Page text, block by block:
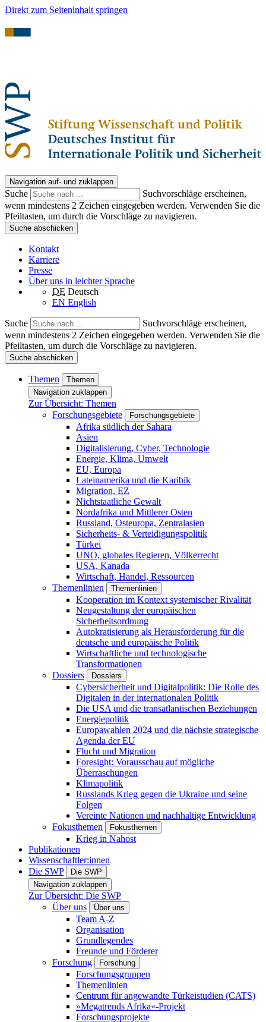
Direkt zum Seiteninhalt springen
Navigation auf- und zuklappen
Suche
Suchvorschläge erscheinen,
wenn mindestens 2 Zeichen eingegeben werden. Verwenden Sie die
Pfeiltasten, um durch die Vorschläge zu navigieren.
Suche abschicken
Kontakt
Karriere
Presse
Über uns in leichter Sprache
DE Deutsch
EN English
Suche
Suchvorschläge erscheinen,
wenn mindestens 2 Zeichen eingegeben werden. Verwenden Sie die
Pfeiltasten, um durch die Vorschläge zu navigieren.
Suche abschicken
Themen
Themen
Navigation zuklappen
Zur Übersicht: Themen
Forschungsgebiete
Forschungsgebiete
Afrika südlich der Sahara
Asien
Digitalisierung, Cyber, Technologie
Energie, Klima, Umwelt
EU, Europa
Lateinamerika und die Karibik
Migration, EZ
Nichtstaatliche Gewalt
Nordafrika und Mittlerer Osten
Russland, Osteuropa, Zentralasien
Sicherheits- & Verteidigungspolitik
Türkei
UNO, globales Regieren, Völkerrecht
USA, Kanada
Wirtschaft, Handel, Ressourcen
Themenlinien
Themenlinien
Kooperation im Kontext systemischer Rivalität
Neugestaltung der europäischen
Sicherheitsordnung
Autokratisierung als Herausforderung für die
deutsche und europäische Politik
Wirtschaftliche und technologische
Transformationen
Dossiers
Dossiers
Cybersicherheit und Digitalpolitik: Die Rolle des
Digitalen in der internationalen Politik
Die USA und die transatlantischen Beziehungen
Energiepolitik
Europawahlen 2024 und die nächste strategische
Agenda der EU
Flucht und Migration
Foresight: Vorausschau auf mögliche
Überraschungen
Klimapolitik
Russlands Krieg gegen die Ukraine und seine
Folgen
Vereinte Nationen und nachhaltige Entwicklung
Fokusthemen
Fokusthemen
Krieg in Nahost
Publikationen
Wissenschaftler:innen
Die SWP
Die SWP
Navigation zuklappen
Zur Übersicht: Die SWP
Über uns
Über uns
Team A-Z
Organisation
Grundlegendes
Freunde und Förderer
Forschung
Forschung
Forschungsgruppen
Themenlinien
Centrum für angewandte Türkeistudien (CATS)
»Megatrends Afrika«-Projekt
Forschungsprojekte